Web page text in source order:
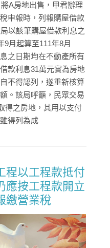
A房地出售，甲君辦理
申報時，列報購屋借款
以該筆購屋借款利息之
9月起算至111年8月
之日期均在不動產所有
款利息31萬元實為房地
不得認列，遂重新核算
。該局呼籲，民眾交易
得之房地，其用以支付
得列為成
程以工程款抵付
應按工程款開立
繳營業稅